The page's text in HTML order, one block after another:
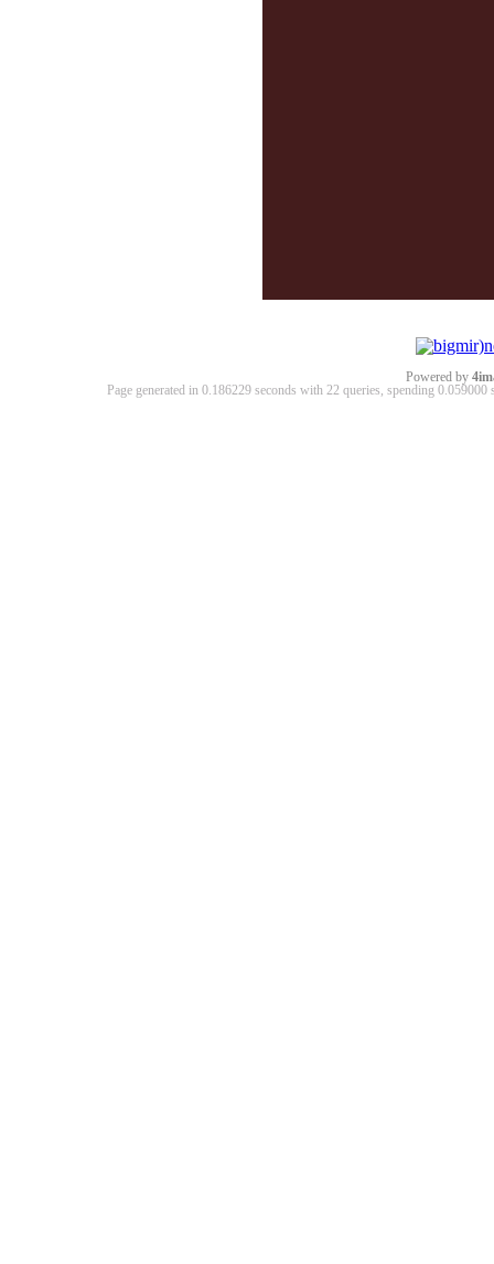
Powered by
Page generated in 0.186229 seconds with 22 queries, spending